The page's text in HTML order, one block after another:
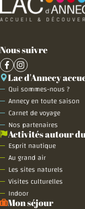
Nous suivre
Lac d'Annecy
Qui sommes-nous ?
Annecy en toute saison
Carnet de voyage
Nos partenaires
Activités autour
Esprit nautique
Au grand air
Les sites naturels
Visites culturelles
Indoor
Mon séjour